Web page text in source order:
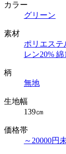
カラー
グリーン
素材
ポリエステ
レン20% 綿
柄
無地
生地幅
139㎝
価格帯
～20000円